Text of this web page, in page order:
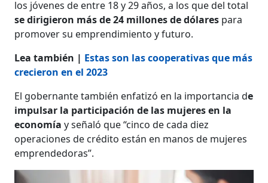
los jóvenes de entre 18 y 29 años, a los que del total
se dirigieron más de 24 millones de dólares para
promover su emprendimiento y futuro.
Lea también | Estas son las cooperativas que más
crecieron en el 2023
El gobernante también enfatizó en la importancia de
impulsar la participación de las mujeres en la
economíay señaló que “cinco de cada diez
operaciones de crédito están en manos de mujeres
emprendedoras”.